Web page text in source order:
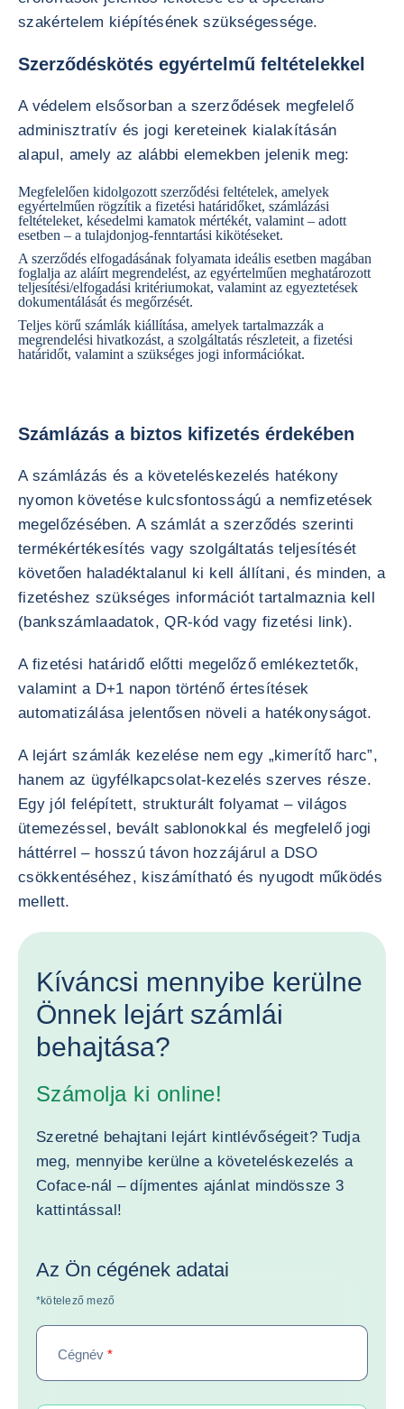
szakértelem kiépítésének szükségessége.
Szerződéskötés egyértelmű feltételekkel
A védelem elsősorban a szerződések megfelelő
adminisztratív és jogi kereteinek kialakításán
alapul, amely az alábbi elemekben jelenik meg:
Megfelelően kidolgozott szerződési feltételek, amelyek
egyértelműen rögzítik a fizetési határidőket, számlázási
feltételeket, késedelmi kamatok mértékét, valamint – adott
esetben – a tulajdonjog-fenntartási kikötéseket.
A szerződés elfogadásának folyamata ideális esetben magában
foglalja az aláírt megrendelést, az egyértelműen meghatározott
teljesítési/elfogadási kritériumokat, valamint az egyeztetések
dokumentálását és megőrzését.
Teljes körű számlák kiállítása, amelyek tartalmazzák a
megrendelési hivatkozást, a szolgáltatás részleteit, a fizetési
határidőt, valamint a szükséges jogi információkat.
Számlázás a biztos kifizetés érdekében
A számlázás és a követeléskezelés hatékony
nyomon követése kulcsfontosságú a nemfizetések
megelőzésében. A számlát a szerződés szerinti
termékértékesítés vagy szolgáltatás teljesítését
követően haladéktalanul ki kell állítani, és minden, a
fizetéshez szükséges információt tartalmaznia kell
(bankszámlaadatok, QR-kód vagy fizetési link).
A fizetési határidő előtti megelőző emlékeztetők,
valamint a D+1 napon történő értesítések
automatizálása jelentősen növeli a hatékonyságot.
A lejárt számlák kezelése nem egy „kimerítő harc”,
hanem az ügyfélkapcsolat-kezelés szerves része.
Egy jól felépített, strukturált folyamat – világos
ütemezéssel, bevált sablonokkal és megfelelő jogi
háttérrel – hosszú távon hozzájárul a DSO
csökkentéséhez, kiszámítható és nyugodt működés
mellett.
Kíváncsi mennyibe kerülne
Önnek lejárt számlái
behajtása?
Számolja ki online!
Szeretné behajtani lejárt kintlévőségeit? Tudja
meg, mennyibe kerülne a követeléskezelés a
Coface-nál – díjmentes ajánlat mindössze 3
kattintással!
Az Ön cégének adatai
*kötelező mező
Cégnév *